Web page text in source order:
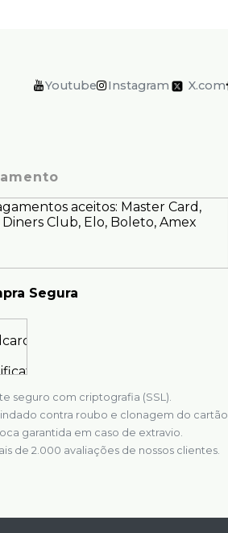
Youtube Instagram X.com
Segura
seguro com criptografia (SSL).
contra roubo e clonagem do cartão.
garantida em caso de extravio.
de 2.000 avaliações de nossos clientes.